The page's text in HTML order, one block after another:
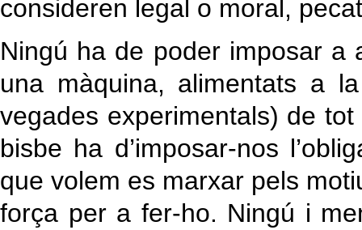
consideren legal o moral,
Ningú ha de poder imposar a
una màquina, alimentats a
vegades experimentals) de
bisbe ha d’imposar-nos
que volem es marxar pels
força per a fer-ho. Ningú i